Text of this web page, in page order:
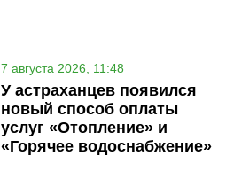
7 августа 2026, 11:48
У астраханцев появился
новый способ оплаты
услуг «Отопление» и
«Горячее водоснабжение»